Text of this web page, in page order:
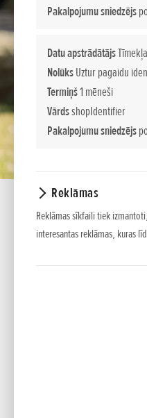
Pakalpojumu sniedzējs
Datu apstrādātājs
NolūksUztur pagaidu
Termiņš1 mēneši
VārdsshopIdentifier
Pakalpojumu sniedzējs
Reklāmas
Reklāmas sīkfaili tiek
interesantas reklāmas, kuras
HRX
rezultātus ar